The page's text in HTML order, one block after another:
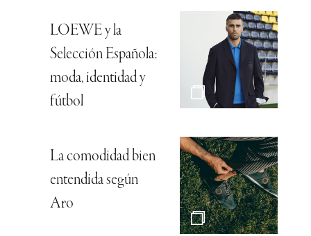
LOEWE y la
Selección Española:
moda, identidad y
fútbol
La comodidad bien
entendida según
Aro